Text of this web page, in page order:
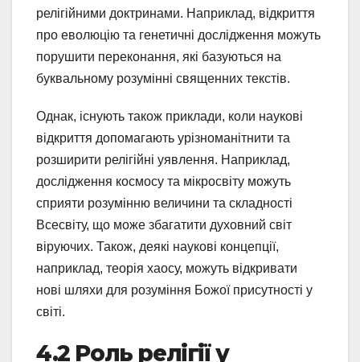
релігійними доктринами. Наприклад, відкриття
про еволюцію та генетичні дослідження можуть
порушити переконання, які базуються на
буквальному розумінні священних текстів.
Однак, існують також приклади, коли наукові
відкриття допомагають урізноманітнити та
розширити релігійні уявлення. Наприклад,
дослідження космосу та мікросвіту можуть
сприяти розумінню величини та складності
Всесвіту, що може збагатити духовний світ
віруючих. Також, деякі наукові концепції,
наприклад, теорія хаосу, можуть відкривати
нові шляхи для розуміння Божої присутності у
світі.
4.2 Роль релігії у